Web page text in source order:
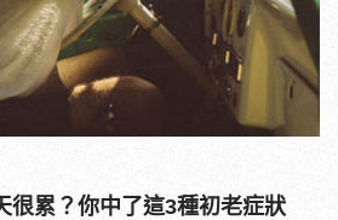
很累？你中了這3種初老症狀